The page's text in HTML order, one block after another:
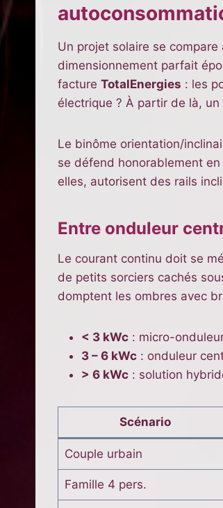
Un projet solaire se
dimensionnement parfait
facture TotalEnergies : les
électrique ? À partir de là,
Le binôme orientation/
se défend honorablement
elles, autorisent des rails
Entre onduleur
Le courant continu doit se
de petits sorciers cachés
domptent les ombres avec
< 3 kWc : micro-
3 – 6 kWc : onduleur
> 6 kWc : solution
Scénario
Couple urbain
Famille 4 pers.